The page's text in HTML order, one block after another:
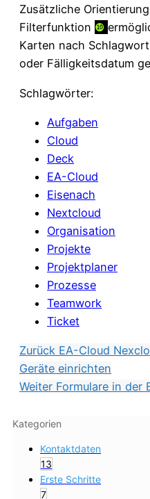
Zusätzliche
Filterfunktion ❿
Karten nach
oder Fälligkeitsdatum
Schlagwörter:
Aufgaben
Cloud
Deck
EA-Cloud
Eisenach
Nextcloud
Organisation
Projekte
Projektplaner
Prozesse
Teamwork
Ticket
Zurück EA-Cloud
Geräte einrichten
Weiter Formulare in der
Kategorien
Kontaktdaten
13
Erste Schritte
7